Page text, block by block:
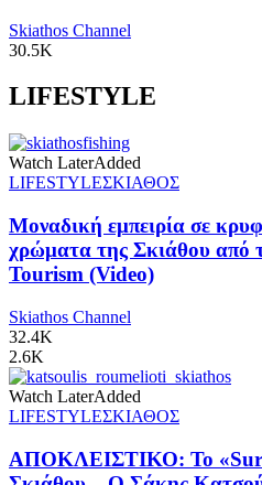
Skiathos Channel
30.5K
LIFESTYLE
Watch LaterAdded
LIFESTYLEΣΚΙΑΘΟΣ
Μοναδική εμπειρία σε
χρώματα της Σκιάθου από
Tourism (Video)
Skiathos Channel
32.4K
2.6K
Watch LaterAdded
LIFESTYLEΣΚΙΑΘΟΣ
ΑΠΟΚΛΕΙΣΤΙΚΟ: Το